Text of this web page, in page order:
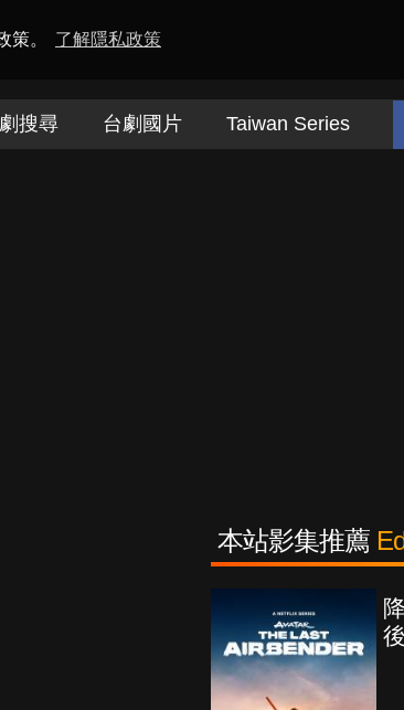
策。 了解隱私政策
搜尋 台劇國片 Taiwan Series
本站影集推薦